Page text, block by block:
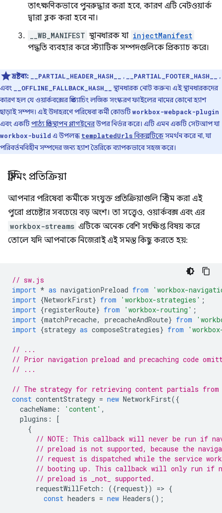
তাৎক্ষণিকভাবে পুনরুদ্ধার করা হবে, কারণ এটি নেটওয়ার্ক
দ্বারা ব্লক করা হবে না।
__WB_MANIFEST স্থানধারক যা injectManifest
পদ্ধতি ব্যবহার করে স্ট্যাটিক সম্পদগুলিকে প্রিক্যাচ করে।
দ্রষ্টব্য: __PARTIAL_HEADER_HASH__ , __PARTIAL_FOOTER_HASH__
,
এবং
__OFFLINE_FALLBACK_HASH__
স্থানধারক নোট করুন৷ এই স্থানধারকদের
কারণ হল যে ওয়ার্কবক্সের প্রিক্যাচিং লজিক সংস্করণ ফাইলের নামের কোনো হ্যাশ
ছাড়াই সম্পদ। এই উদাহরণে পরিষেবা কর্মী কোডটিworkbox-webpack-plugin
এবং একটিপাঠ্য প্রতিস্থাপন প্লাগইনেরউপর নির্ভর করে। এটি এমন একটি সেটআপ যা
workbox-build এ উপলব্ধ templatedUrlsবিকল্পটিকেসমর্থন করে না, যা
পরিবর্তনবিহীন সম্পদের জন্য হ্যাশ তৈরিকে ব্যাপকভাবে সহজ করে।
স্ট্রিমিং প্রতিক্রিয়া
আপনার পরিষেবা কর্মীকে সংযুক্ত প্রতিক্রিয়াগুলি স্ট্রিম করা এই
পুরো প্রচেষ্টার সবচেয়ে বড় অংশ। তা সত্ত্বেও, ওয়ার্কবক্স এবং এর
workbox-streams এটিকে অনেক বেশি সংক্ষিপ্ত বিষয় করে
তোলে যদি আপনাকে নিজেরাই এই সমস্ত কিছু করতে হয়:
// sw.js
import * as navigationPreload from
'workbox-
import {NetworkFirst} from 'workbox-strategies' ;
import {registerRoute} from 'workbox-routing' ;
import {matchPrecache, precacheAndRoute} from
import {strategy as composeStrategies} from
// ...
// Prior navigation preload and precaching code
// ...
// The strategy for retrieving content partials from
const contentStrategy = new NetworkFirst({
cacheName : 'content' ,
plugins :
[
{
// NOTE: This callback will never be run if
// preload is not supported, because the
// request is dispatched while the service
// booting up. This callback will only run if
// preload is _not_ supported.
requestWillFetch : ({request}) => {
const headers = new Headers();